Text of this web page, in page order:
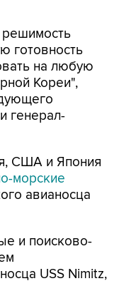
готовность
на любую
Кореи",
генерал-
США и Япония
морские
авианосца
и поисково-
USS Nimitz,